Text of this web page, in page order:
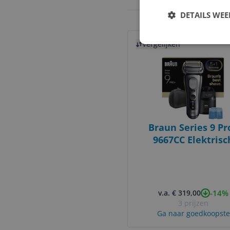
Vergelijken
Braun Series 9
9667CC
v.a. € 319,00 -14%
3 prijzen
Ga naar goedkoopste
DETAILS